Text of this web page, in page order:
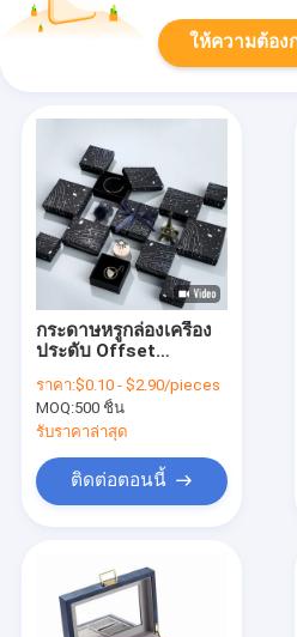
ให้ความต้อง
กระดาษหรูกล่องเครื่อง
ประดับ Offset
Earring กระดาษ
กระดาษกล่องบรรจุของ
ขวัญ
ราคา:$0.10 - $2.90/pieces
MOQ:500 ชิ้น
รับราคาล่าสุด
ติดต่อตอนนี้